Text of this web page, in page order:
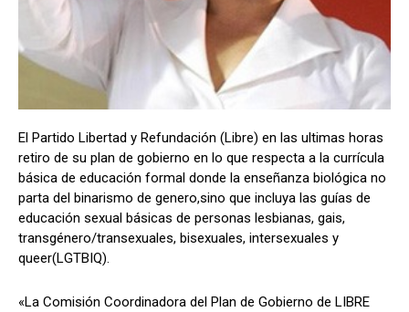
Comparta
Facebook X WhatsApp
Comparta
Facebook X WhatsApp
El Partido Libertad y Refundación (Libre) en las ultimas horas
retiro de su plan de gobierno en lo que respecta a la currícula
básica de educación formal donde la enseñanza biológica no
parta del binarismo de genero,sino que incluya las guías de
educación sexual básicas de personas lesbianas, gais,
transgénero/transexuales, bisexuales, intersexuales y
queer(LGTBIQ).
«La Comisión Coordinadora del Plan de Gobierno de LIBRE